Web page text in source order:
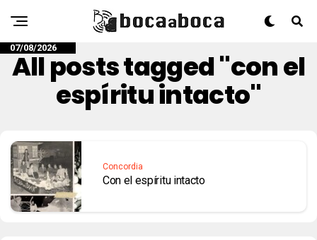
07/08/2026
All posts tagged "con el
espíritu intacto"
Concordia
Con el espíritu intacto